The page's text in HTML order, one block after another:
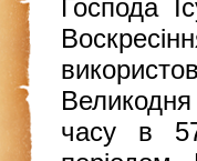
Господа
часу в